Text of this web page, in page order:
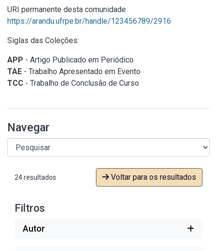
URI permanente desta comunidade
https://arandu.ufrpe.br/handle/123456789/2916
Siglas das Coleções:
APP - Artigo Publicado em Periódico
TAE - Trabalho Apresentado em Evento
TCC - Trabalho de Conclusão de Curso
Navegar
24 resultados Voltar para os resultados
Filtros
Autor